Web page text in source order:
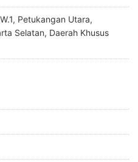
Petukangan Utara,
Selatan, Daerah Khusus